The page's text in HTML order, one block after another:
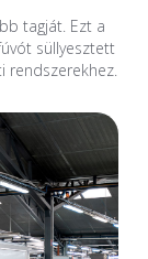
tagját. Ezt a
süllyesztett
rendszerekhez.